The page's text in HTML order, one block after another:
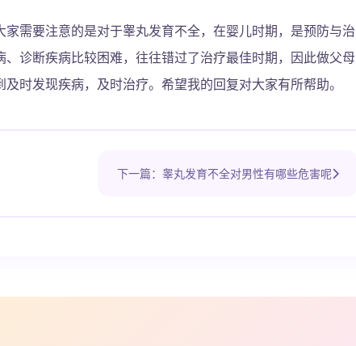
需要注意的是对于睾丸发育不全，在婴儿时期，是预防与治
诊断疾病比较困难，往往错过了治疗最佳时期，因此做父母
时发现疾病，及时治疗。希望我的回复对大家有所帮助。
下一篇：睾丸发育不全对男性有哪些危害呢